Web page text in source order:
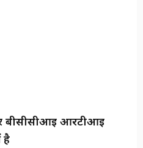
बीसीसीआई आरटीआई
है